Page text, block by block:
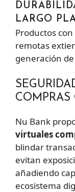
LARGO
Productos
remotas
generación
Nu Bank
virtuales
blindar
evitan
añadiendo
ecosistema